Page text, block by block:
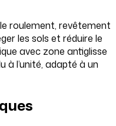
roulement, revêtement
les sols et réduire le
avec zone antiglisse
à l’unité, adapté à un